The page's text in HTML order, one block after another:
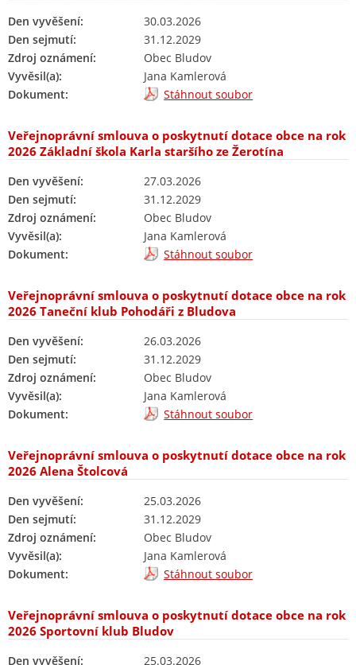
Den vyvěšení:
30.03.2026
Den sejmutí:
31.12.2029
Zdroj oznámení:
Obec Bludov
Vyvěsil(a):
Jana Kamlerová
Dokument:
Stáhnout soubor
Veřejnoprávní smlouva o poskytnutí dotace obce na rok
2026 Základní škola Karla staršího ze Žerotína
Den vyvěšení:
27.03.2026
Den sejmutí:
31.12.2029
Zdroj oznámení:
Obec Bludov
Vyvěsil(a):
Jana Kamlerová
Dokument:
Stáhnout soubor
Veřejnoprávní smlouva o poskytnutí dotace obce na rok
2026 Taneční klub Pohodáři z Bludova
Den vyvěšení:
26.03.2026
Den sejmutí:
31.12.2029
Zdroj oznámení:
Obec Bludov
Vyvěsil(a):
Jana Kamlerová
Dokument:
Stáhnout soubor
Veřejnoprávní smlouva o poskytnutí dotace obce na rok
2026 Alena Štolcová
Den vyvěšení:
25.03.2026
Den sejmutí:
31.12.2029
Zdroj oznámení:
Obec Bludov
Vyvěsil(a):
Jana Kamlerová
Dokument:
Stáhnout soubor
Veřejnoprávní smlouva o poskytnutí dotace obce na rok
2026 Sportovní klub Bludov
Den vyvěšení:
25.03.2026